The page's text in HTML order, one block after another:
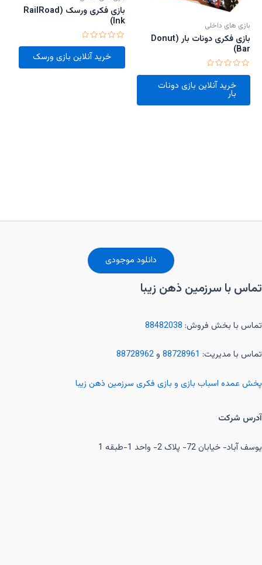
بازی های داخلی
بازی فکری دونات بار (Donut
Bar)
امتیاز
خرید آنلاین بازی دونات
بار
بازی فکری ورسک (RailRoad
Ink)
امتیاز
5
خرید آنلاین بازی ورسک
دانلود موجودی
تماس با سرزمین ذهن زیبا
تماس با بخش فروش: 88482038
تماس با مدیریت: 88728961 و88728962
پخش عمده اسباب بازی و بازی فکری سرزمین ذهن زیبا
آدرس شرکت
یوسف آباد- خیابان 72- پلاک 2- واحد 1-طبقه 1